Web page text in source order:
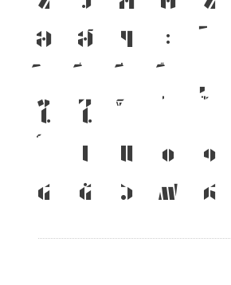
อ ฮ ฯ ะ
ใ ไ
เ แ ๐ ๑
๔ ๕ ๖ ๗ ๘